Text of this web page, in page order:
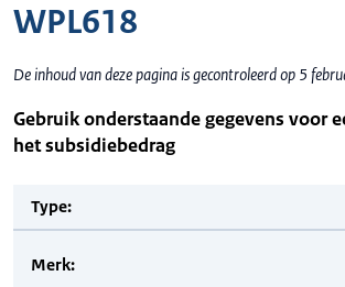
WPL618
De inhoud van deze pagina is gecontroleerd op 5
Gebruik onderstaande gegevens voor
het subsidiebedrag
Type:
Merk: